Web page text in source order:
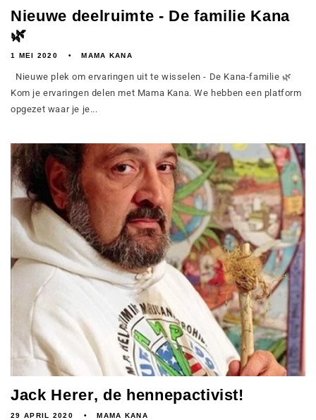
Nieuwe deelruimte - De familie Kana
🌿
1 MEI 2020 MAMA KANA
Nieuwe plek om ervaringen uit te wisselen - De Kana-familie 🌿
Kom je ervaringen delen met Mama Kana. We hebben een platform
opgezet waar je je...
Jack Herer, de hennepactivist!
29 APRIL 2020 MAMA KANA